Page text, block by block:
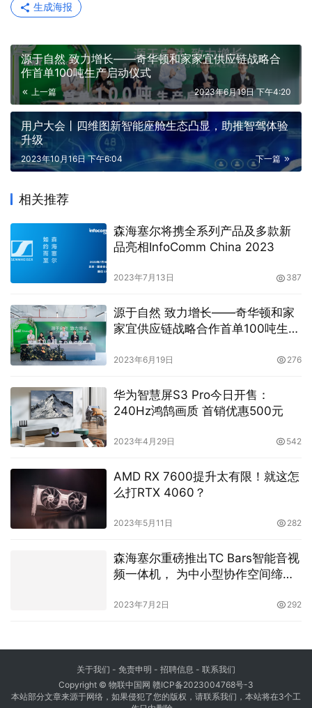
生成海报
源于自然 致力增长——奇华顿和家家宜供应链战略合
作首单100吨生产启动仪式
上一篇 2023年6月19日 下午4:20
用户大会丨四维图新智能座舱生态凸显，助推智驾体验
升级
下一篇
2023年10月16日 下午6:04
相关推荐
森海塞尔将携全系列产品及多款新
品亮相InfoComm China 2023
2023年7月13日 387
源于自然 致力增长——奇华顿和家
家宜供应链战略合作首单100吨生产
2023年6月19日 276
华为智慧屏S3 Pro今日开售：
240Hz鸿鹄画质 首销优惠500元
2023年4月29日 542
AMD RX 7600提升太有限！就这怎
么打RTX 4060？
2023年5月11日 282
森海塞尔重磅推出TC Bars智能音视
频一体机， 为中小型协作空间缔造
2023年7月2日 292
关于我们 - 免责申明 - 招聘信息 - 联系我们
Copyright © 物联中国网 赣ICP备2023004768号-3
本站部分文章来源于网络，如果侵犯了您的版权，请联系我们，本站将在3个工